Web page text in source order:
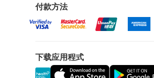
付款方法
下载应用程式